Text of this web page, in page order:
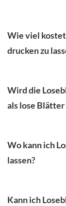
Wie viel
drucken zu
Wird die
als lose
Wo kann ich
lassen?
Kann ich